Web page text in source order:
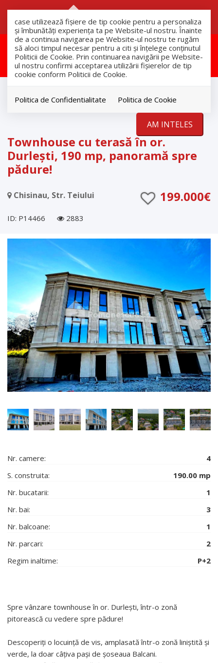
case utilizează fişiere de tip cookie pentru a personaliza
și îmbunătăți experiența ta pe Website-ul nostru. Înainte
de a continua navigarea pe Website-ul nostru te rugăm
să aloci timpul necesar pentru a citi și înțelege conținutul
Politicii de Cookie. Prin continuarea navigării pe Website-
ul nostru confirmi acceptarea utilizării fişierelor de tip
cookie conform Politicii de Cookie.
Politica de Confidentialitate Politica de Cookie
AM INTELES
Aceasta proprietate a fost
vandut!
Case
Townhouse cu terasă în or.
Durlești, 190 mp, panoramă spre
pădure!
Chisinau, Str. Teiului 199.000€
ID: P14466 2883
Nr. camere:
4
S. construita:
190.00 mp
Nr. bucatarii:
1
Nr. bai:
3
Nr. balcoane:
1
Nr. parcari:
2
Regim inaltime:
P+2
Spre vânzare townhouse în or. Durlești, într-o zonă
pitorească cu vedere spre pădure!
Descoperiți o locuință de vis, amplasată într-o zonă liniștită și
verde, la doar câțiva pași de șoseaua Balcani.